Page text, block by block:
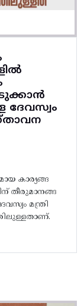
ദേവസ്വം
കാര്യങ്ങ
തീരുമാനങ്ങ
മന്ത്രി